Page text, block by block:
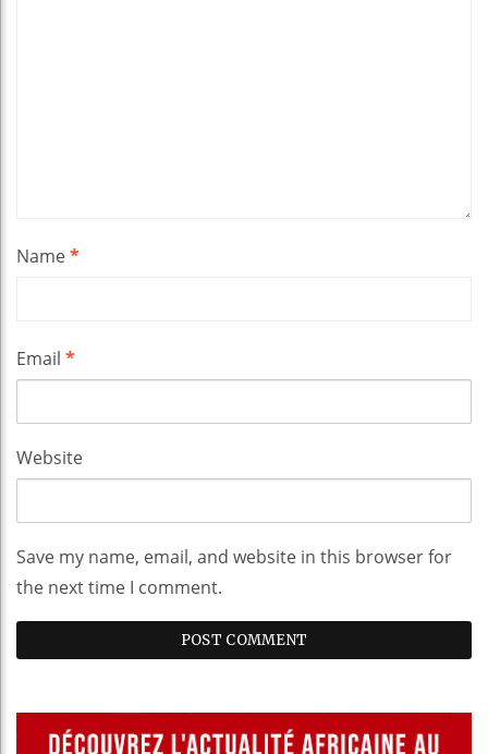
Name*
Email *
Website
Save my name, email, and website in this browser for
the next time I comment.